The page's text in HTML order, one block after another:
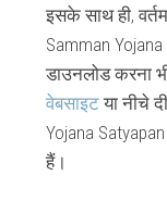
इसके साथ ही,
Samman
डाउनलोड करना
वेबसाइटया नीचे
Yojana
हैं।